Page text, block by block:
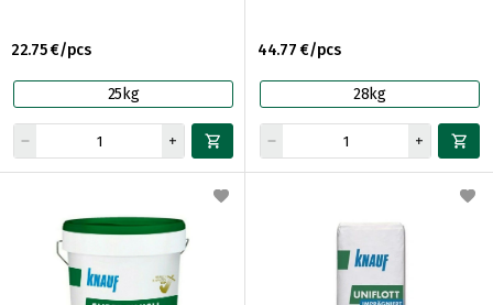
22.75 €/pcs
25kg
44.77 €/pcs
28kg